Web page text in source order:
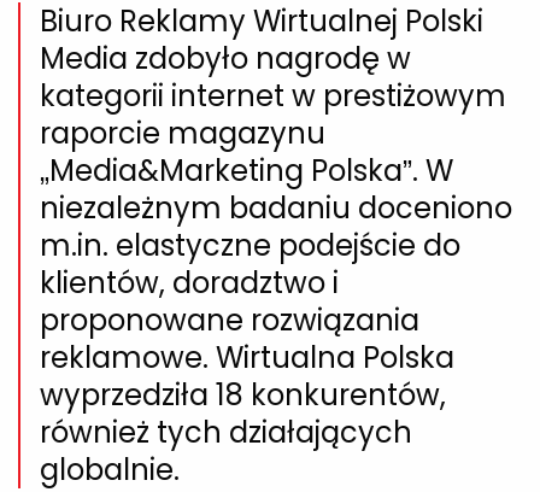
Biuro Reklamy Wirtualnej Polski
Media zdobyło nagrodę w
kategorii internet w prestiżowym
raporcie magazynu
„Media&Marketing Polska”. W
niezależnym badaniu doceniono
m.in. elastyczne podejście do
klientów, doradztwo i
proponowane rozwiązania
reklamowe. Wirtualna Polska
wyprzedziła 18 konkurentów,
również tych działających
globalnie.